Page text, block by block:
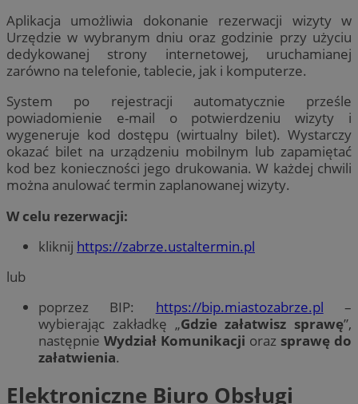
Aplikacja umożliwia dokonanie rezerwacji wizyty w
Urzędzie w wybranym dniu oraz godzinie przy użyciu
dedykowanej strony internetowej, uruchamianej
zarówno na telefonie, tablecie, jak i komputerze.
System po rejestracji automatycznie prześle
powiadomienie e-mail o potwierdzeniu wizyty i
wygeneruje kod dostępu (wirtualny bilet). Wystarczy
okazać bilet na urządzeniu mobilnym lub zapamiętać
kod bez konieczności jego drukowania. W każdej chwili
można anulować termin zaplanowanej wizyty.
W celu rezerwacji:
kliknij https://zabrze.ustaltermin.pl
lub
poprzez BIP: https://bip.miastozabrze.pl –
wybierając zakładkę „Gdzie załatwisz sprawę”,
następnie Wydział Komunikacji oraz sprawę do
załatwienia.
Elektroniczne Biuro Obsługi